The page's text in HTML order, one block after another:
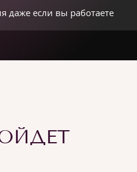
даже если вы работаете